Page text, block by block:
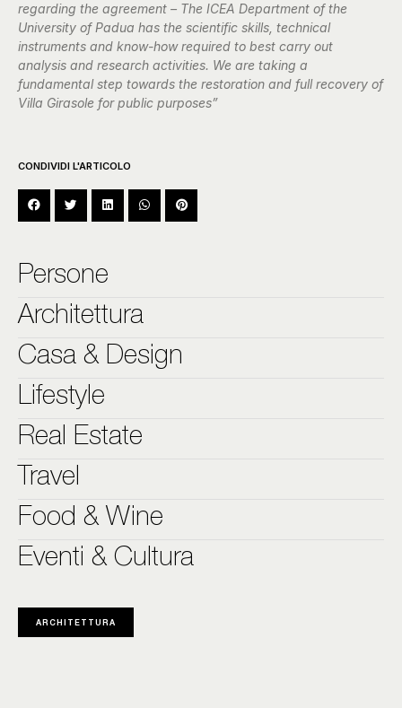
regarding the agreement – The ICEA Department of the
University of Padua has the scientific skills, technical
instruments and know-how required to best carry out
analysis and research activities. We are taking a
fundamental step towards the restoration and full recovery of
Villa Girasole for public purposes”
CONDIVIDI L'ARTICOLO
Persone
Architettura
Casa & Design
Lifestyle
Real Estate
Travel
Food & Wine
Eventi & Cultura
ARCHITETTURA